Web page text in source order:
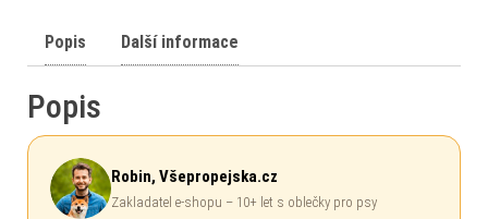
Popis Další informace
Popis
Robin, Všepropejska.cz
Zakladatel e-shopu – 10+ let s oblečky pro psy